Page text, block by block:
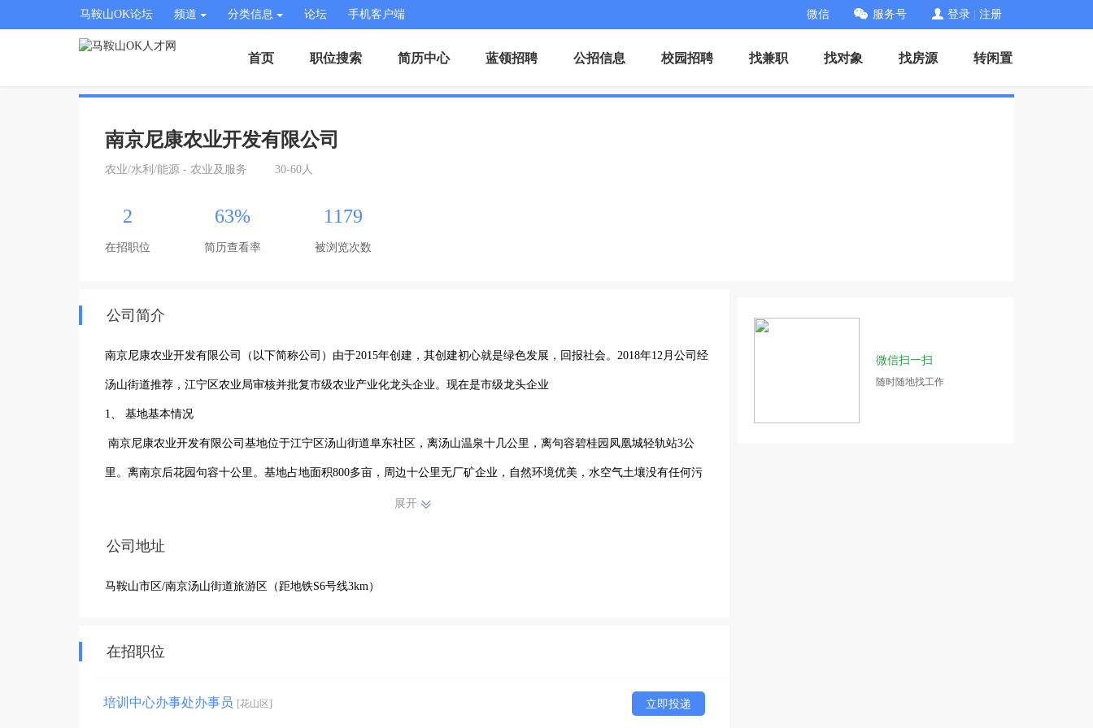
马鞍山OK论坛 频道 分类信息 论坛 手机客户端 微信 服务号 登录 注册
首页 职位搜索 简历中心 蓝领招聘 公招信息 校园招聘 找兼职 找对象 找房源 转闲置
南京尼康农业开发有限公司
农业/水利/能源 - 农业及服务 30-60人
2
在招职位
63%
简历查看率
1179
被浏览次数
公司简介
南京尼康农业开发有限公司（以下简称公司）由于2015年创建，其创建初心就是绿色发展，回报社会。2018年12月公司经
汤山街道推荐，江宁区农业局审核并批复市级农业产业化龙头企业。现在是市级龙头企业
1、 基地基本情况
里。离南京后花园句容十公里。基地占地面积800多亩，周边十公里无厂矿企业，自然环境优美，水空气土壤没有任何污
染。水电路等基础设施五百多万资金已全部完成。建设完成300亩高架采摘阳光玫瑰葡萄生产基地。60亩6米阳光玫瑰高产
联网”智慧农业管理系统，可以实时远端观察生产，远距离遥控生产，大数据分析生产。可以政府立项农业项目。
展开
公司地址
马鞍山市区/南京汤山街道旅游区（距地铁S6号线3km）
在招职位
培训中心办事处办事员 [花山区] 立即投递
微信扫一扫
随时随地找工作